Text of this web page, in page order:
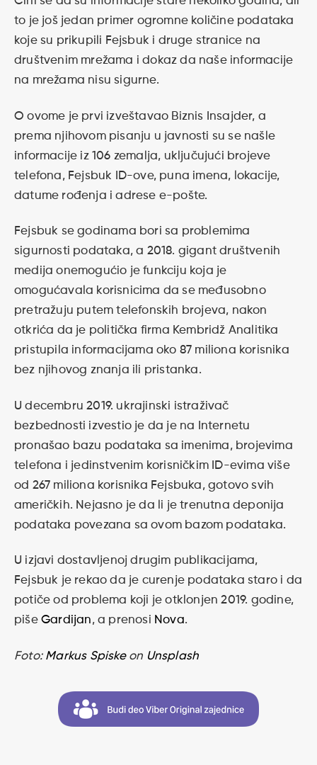
to je još jedan primer ogromne količine podataka
koje su prikupili Fejsbuk i druge stranice na
društvenim mrežama i dokaz da naše informacije
na mrežama nisu sigurne.
O ovome je prvi izveštavao Biznis Insajder, a
prema njihovom pisanju u javnosti su se našle
informacije iz 106 zemalja, uključujući brojeve
telefona, Fejsbuk ID-ove, puna imena, lokacije,
datume rođenja i adrese e-pošte.
Fejsbuk se godinama bori sa problemima
sigurnosti podataka, a 2018. gigant društvenih
medija onemogućio je funkciju koja je
omogućavala korisnicima da se međusobno
pretražuju putem telefonskih brojeva, nakon
otkrića da je politička firma Kembridž Analitika
pristupila informacijama oko 87 miliona korisnika
bez njihovog znanja ili pristanka.
U decembru 2019. ukrajinski istraživač
bezbednosti izvestio je da je na Internetu
pronašao bazu podataka sa imenima, brojevima
telefona i jedinstvenim korisničkim ID-evima više
od 267 miliona korisnika Fejsbuka, gotovo svih
američkih. Nejasno je da li je trenutna deponija
podataka povezana sa ovom bazom podataka.
U izjavi dostavljenoj drugim publikacijama,
Fejsbuk je rekao da je curenje podataka staro i da
potiče od problema koji je otklonjen 2019. godine,
piše Gardijan, a prenosi Nova.
Foto: Markus Spiskeon Unsplash